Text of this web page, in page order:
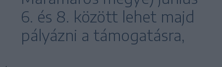
6. és 8. között lehet majd
pályázni a támogatásra,